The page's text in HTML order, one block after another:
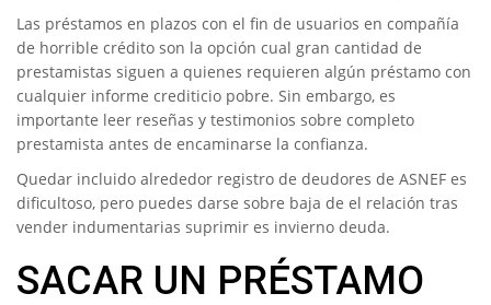
Las préstamos en plazos con el fin de usuarios en compañía
de horrible crédito son la opción cual gran cantidad de
prestamistas siguen a quienes requieren algún préstamo con
cualquier informe crediticio pobre. Sin embargo, es
importante leer reseñas y testimonios sobre completo
prestamista antes de encaminarse la confianza.
Quedar incluido alrededor registro de deudores de ASNEF es
dificultoso, pero puedes darse sobre baja de el relación tras
vender indumentarias suprimir es invierno deuda.
SACAR UN PRÉSTAMO